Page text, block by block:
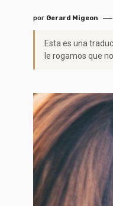
por Gerard Migeon
Esta es una
le rogamos que